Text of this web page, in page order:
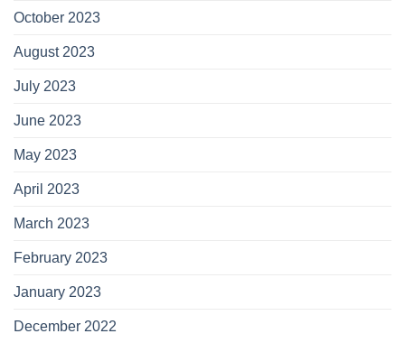
October 2023
August 2023
July 2023
June 2023
May 2023
April 2023
March 2023
February 2023
January 2023
December 2022